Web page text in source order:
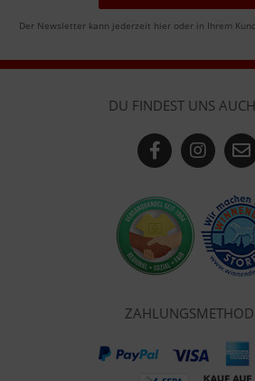
Der Newsletter kann jederzeit hier oder in Ihrem
DU FINDEST UNS